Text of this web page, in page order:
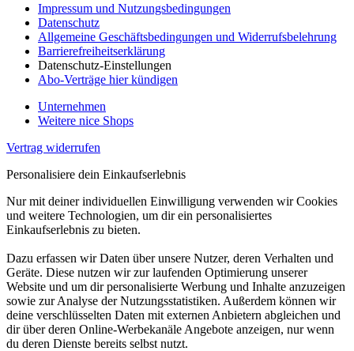
Impressum und Nutzungsbedingungen
Datenschutz
Allgemeine Geschäftsbedingungen und Widerrufsbelehrung
Barrierefreiheitserklärung
Datenschutz-Einstellungen
Abo-Verträge hier kündigen
Unternehmen
Weitere nice Shops
Vertrag widerrufen
Personalisiere dein Einkaufserlebnis
Nur mit deiner individuellen Einwilligung verwenden wir Cookies
und weitere Technologien, um dir ein personalisiertes
Einkaufserlebnis zu bieten.
Dazu erfassen wir Daten über unsere Nutzer, deren Verhalten und
Geräte. Diese nutzen wir zur laufenden Optimierung unserer
Website und um dir personalisierte Werbung und Inhalte anzuzeigen
sowie zur Analyse der Nutzungsstatistiken. Außerdem können wir
deine verschlüsselten Daten mit externen Anbietern abgleichen und
dir über deren Online-Werbekanäle Angebote anzeigen, nur wenn
du deren Dienste bereits selbst nutzt.